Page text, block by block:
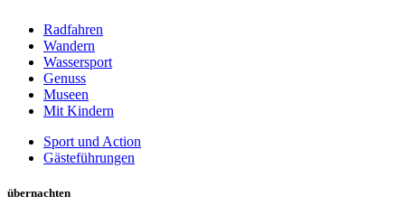
Radfahren
Wandern
Wassersport
Genuss
Museen
Mit Kindern
Sport und Action
Gästeführungen
übernachten